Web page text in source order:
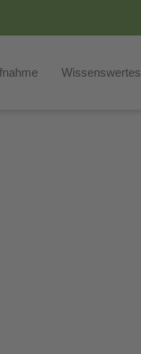
Wissenswertes